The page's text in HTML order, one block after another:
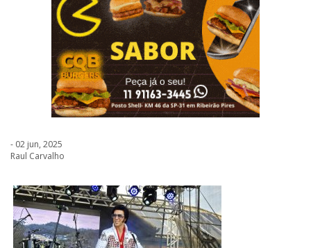
- 02 jun, 2025
Raul Carvalho